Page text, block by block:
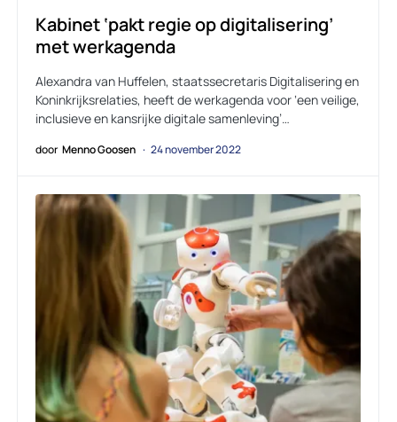
Kabinet ‘pakt regie op digitalisering’
met werkagenda
Alexandra van Huffelen, staatssecretaris Digitalisering en
Koninkrijksrelaties, heeft de werkagenda voor ‘een veilige,
inclusieve en kansrijke digitale samenleving’…
door Menno Goosen 24 november 2022